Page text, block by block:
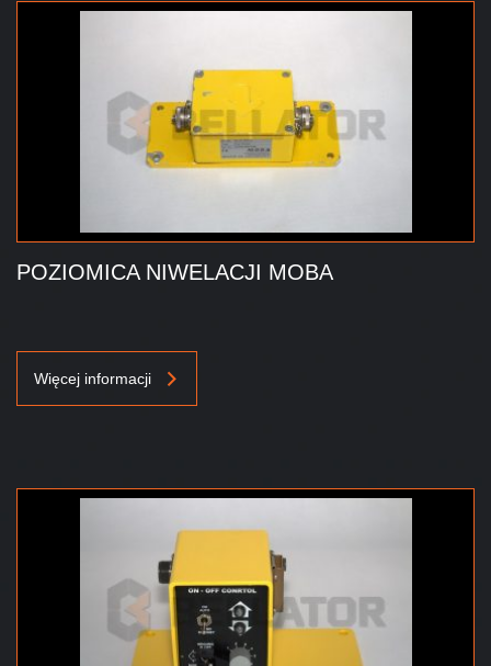
POZIOMICA NIWELACJI MOBA
Więcej informacji